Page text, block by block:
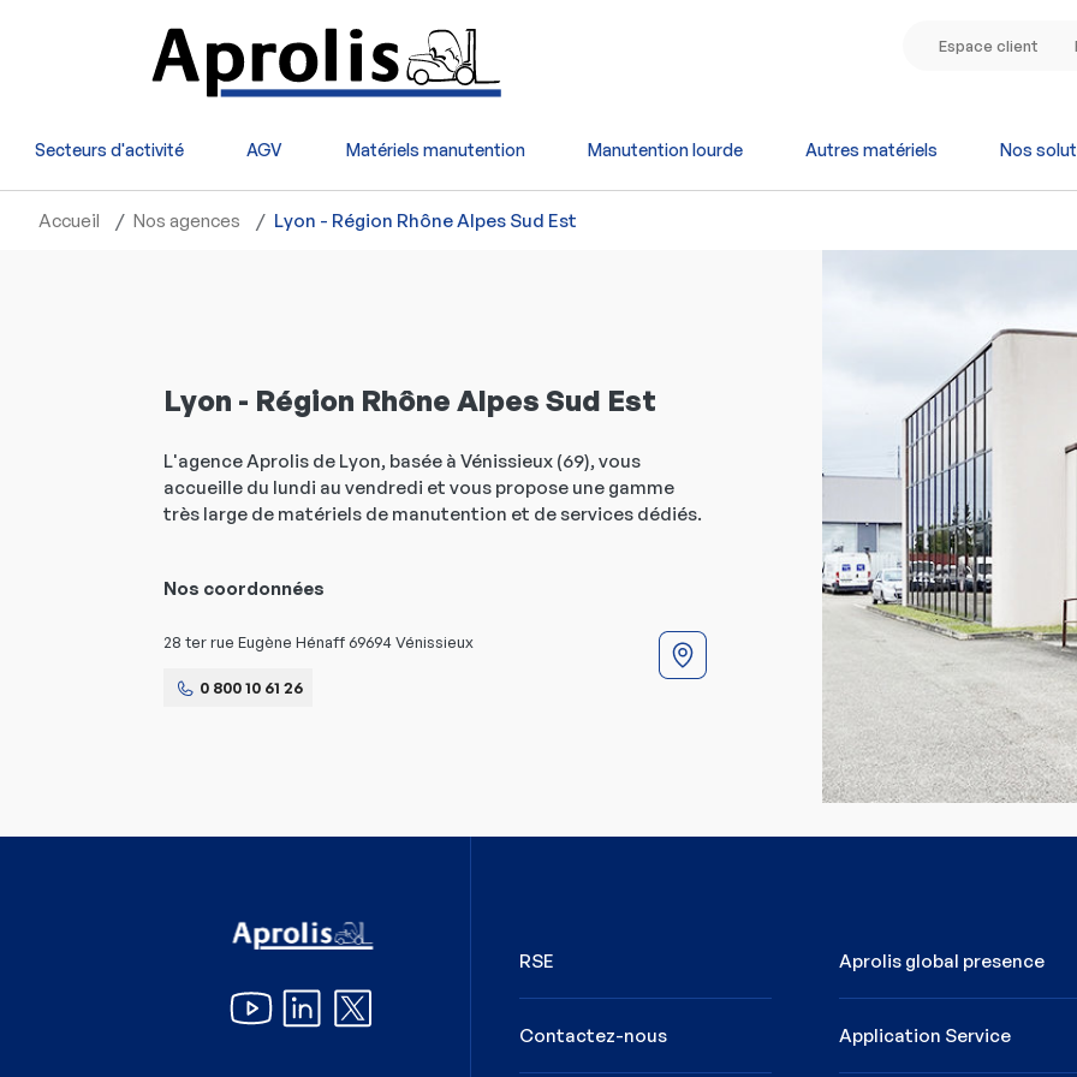
Espace client
Secteurs d'activité AGV Matériels manutention Manutention lourde Autres matériels Nos
Accueil Nos agences Lyon - Région Rhône Alpes Sud Est
Lyon - Région Rhône Alpes Sud Est
L'agence Aprolis de Lyon, basée à Vénissieux (69), vous
accueille du lundi au vendredi et vous propose une gamme
très large de matériels de manutention et de services dédiés.
Nos coordonnées
28 ter rue Eugène Hénaff 69694 Vénissieux
0 800 10 61 26
RSE Aprolis global presence
Contactez-nous Application Service